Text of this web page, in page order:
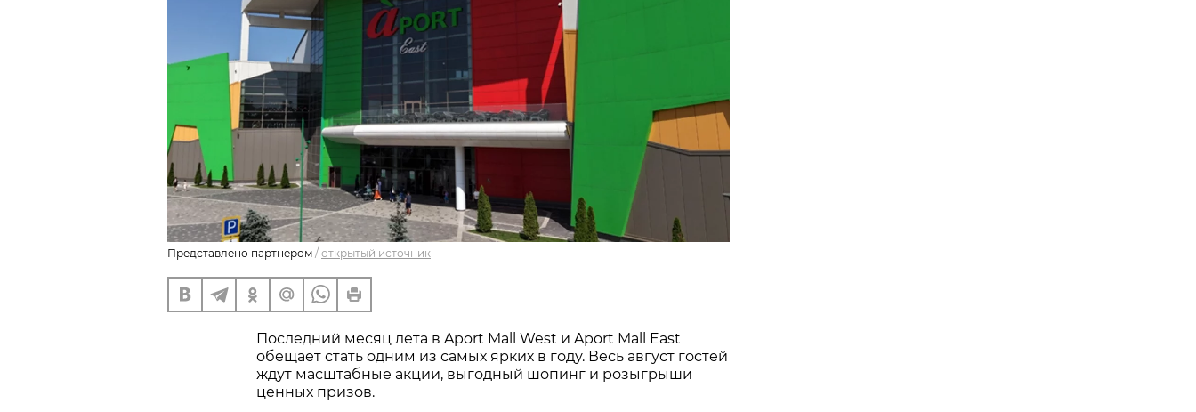
Представлено партнером / открытый источник
Последний месяц лета в Aport Mall West и Aport Mall East
обещает стать одним из самых ярких в году. Весь август гостей
ждут масштабные акции, выгодный шопинг и розыгрыши
ценных призов.